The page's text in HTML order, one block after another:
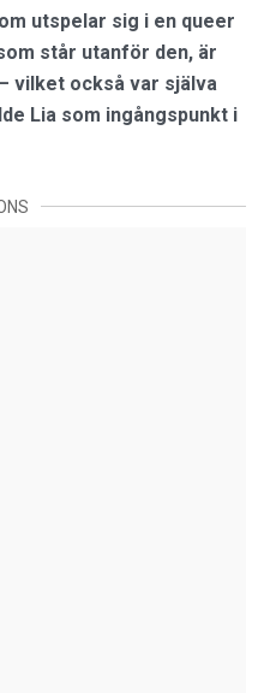
utspelar sig i en queer
står utanför den, är
vilket också var själva
Lia som ingångspunkt i